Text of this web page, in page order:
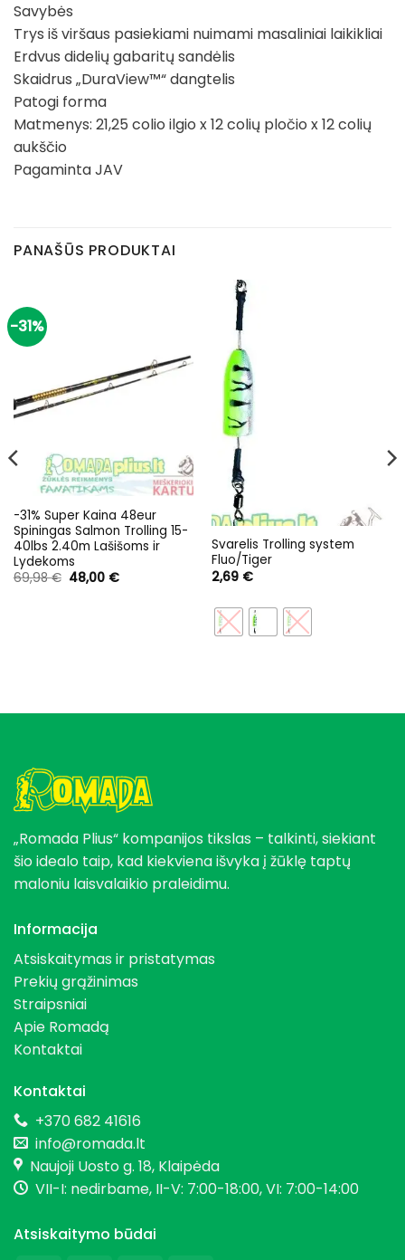
Savybės
Trys iš viršaus pasiekiami nuimami masaliniai laikikliai
Erdvus didelių gabaritų sandėlis
Skaidrus „DuraView™“ dangtelis
Patogi forma
Matmenys: 21,25 colio ilgio x 12 colių pločio x 12 colių
aukščio
Pagaminta JAV
PANAŠŪS PRODUKTAI
-31%
-31% Super Kaina 48eur
Spiningas Salmon Trolling 15-
40lbs 2.40m Lašišoms ir
Lydekoms
69,98€ Original
price
48,00 €Current
Svarelis Trolling system
Fluo/Tiger
2,69 €
„Romada Plius“ kompanijos tikslas – talkinti, siekiant
šio idealo taip, kad kiekviena išvyka į žūklę taptų
maloniu laisvalaikio praleidimu.
Informacija
Atsiskaitymas ir pristatymas
Prekių grąžinimas
Straipsniai
Apie Romadą
Kontaktai
Kontaktai
+370 682 41616
info@romada.lt
Naujoji Uosto g. 18, Klaipėda
VII-I: nedirbame, II-V: 7:00-18:00, VI: 7:00-14:00
Atsiskaitymo būdai